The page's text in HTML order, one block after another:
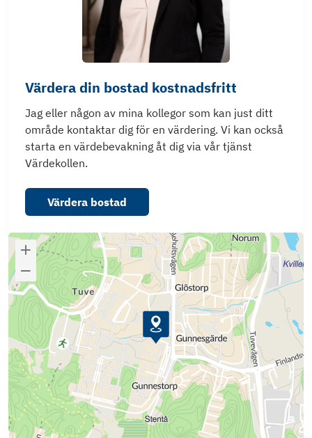
Värdera din bostad kostnadsfritt
Jag eller någon av mina kollegor som kan just ditt
område kontaktar dig för en värdering. Vi kan också
starta en värdebevakning åt dig via vår tjänst
Värdekollen.
Värdera bostad